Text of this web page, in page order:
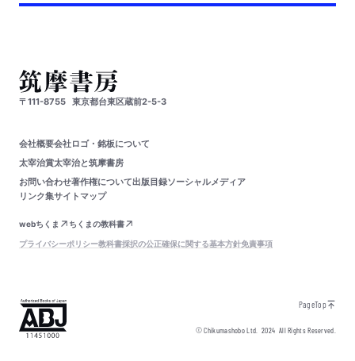
〒111-8755 東京都台東区蔵前2-5-3
会社概要会社ロゴ・銘板について
太宰治賞太宰治と筑摩書房
お問い合わせ著作権について出版目録ソーシャルメディア
リンク集サイトマップ
webちくま
ちくまの教科書
プライバシーポリシー教科書採択の公正確保に関する基本方針免責事項
PageTop
© Chikumashobo Ltd.2024 All Rights Reserved.